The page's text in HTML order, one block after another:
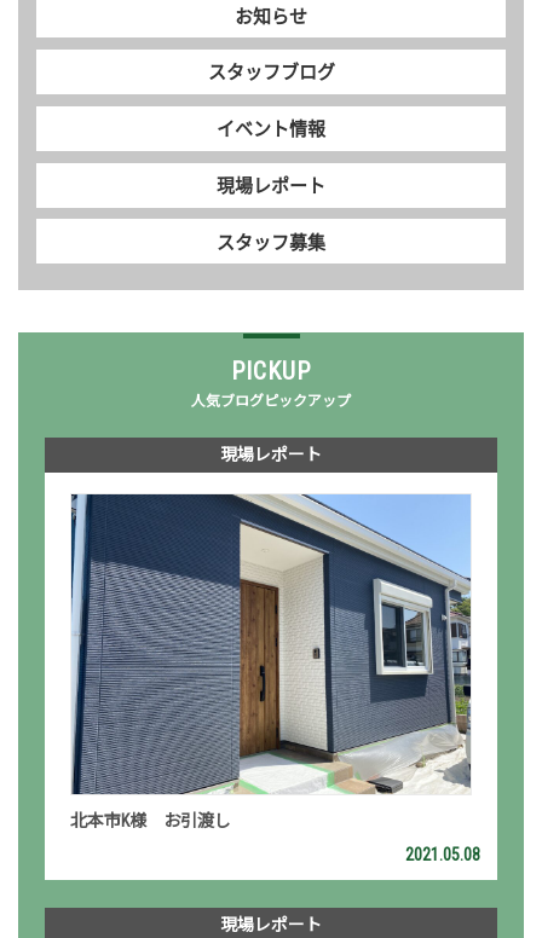
お知らせ
スタッフブログ
イベント情報
現場レポート
スタッフ募集
PICKUP
人気ブログピックアップ
現場レポート
北本市K様 お引渡し
2021.05.08
現場レポート